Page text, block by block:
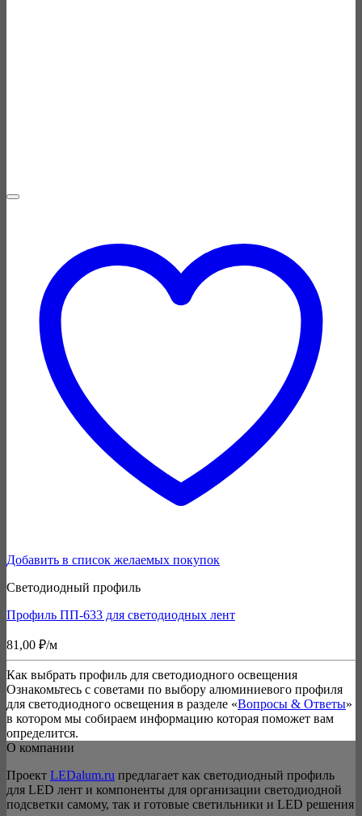
Добавить в список желаемых покупок
Светодиодный профиль
Профиль ПП-633 для светодиодных лент
81,00 ₽/м
Как выбрать профиль для светодиодного освещения
Ознакомьтесь с советами по выбору алюминиевого профиля
для светодиодного освещения в разделе «Вопросы & Ответы»
в котором мы собираем информацию которая поможет вам
определится.
О компании
Проект LEDalum.ru предлагает как светодиодный профиль
для LED лент и компоненты для организации светодиодной
подсветки самому, так и готовые светильники и LED решения